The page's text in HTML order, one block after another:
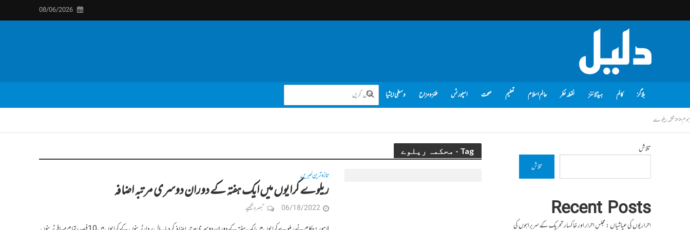
08/06/2026
بلاگز کالم ہیڈلائنز نقطہ نظر عالم اسلام تعلیم صحت اسپورٹس طنز و مزاح وسطی ایشیا
ہوم<<محکمہ ریلوے
Tag - محکمہ ریلوے
تازہ ترین خبریں
ریلوے کرایوں میں ایک ہفتہ کے دوران دوسری مرتبہ اضافہ
06/18/2022 تبصرہ لکھیے
تلاش
تلاش
Recent Posts
احراریوں کی عیاشیاں : مجلس احرار اور خاکسار تحریک کے سربراہوں کی